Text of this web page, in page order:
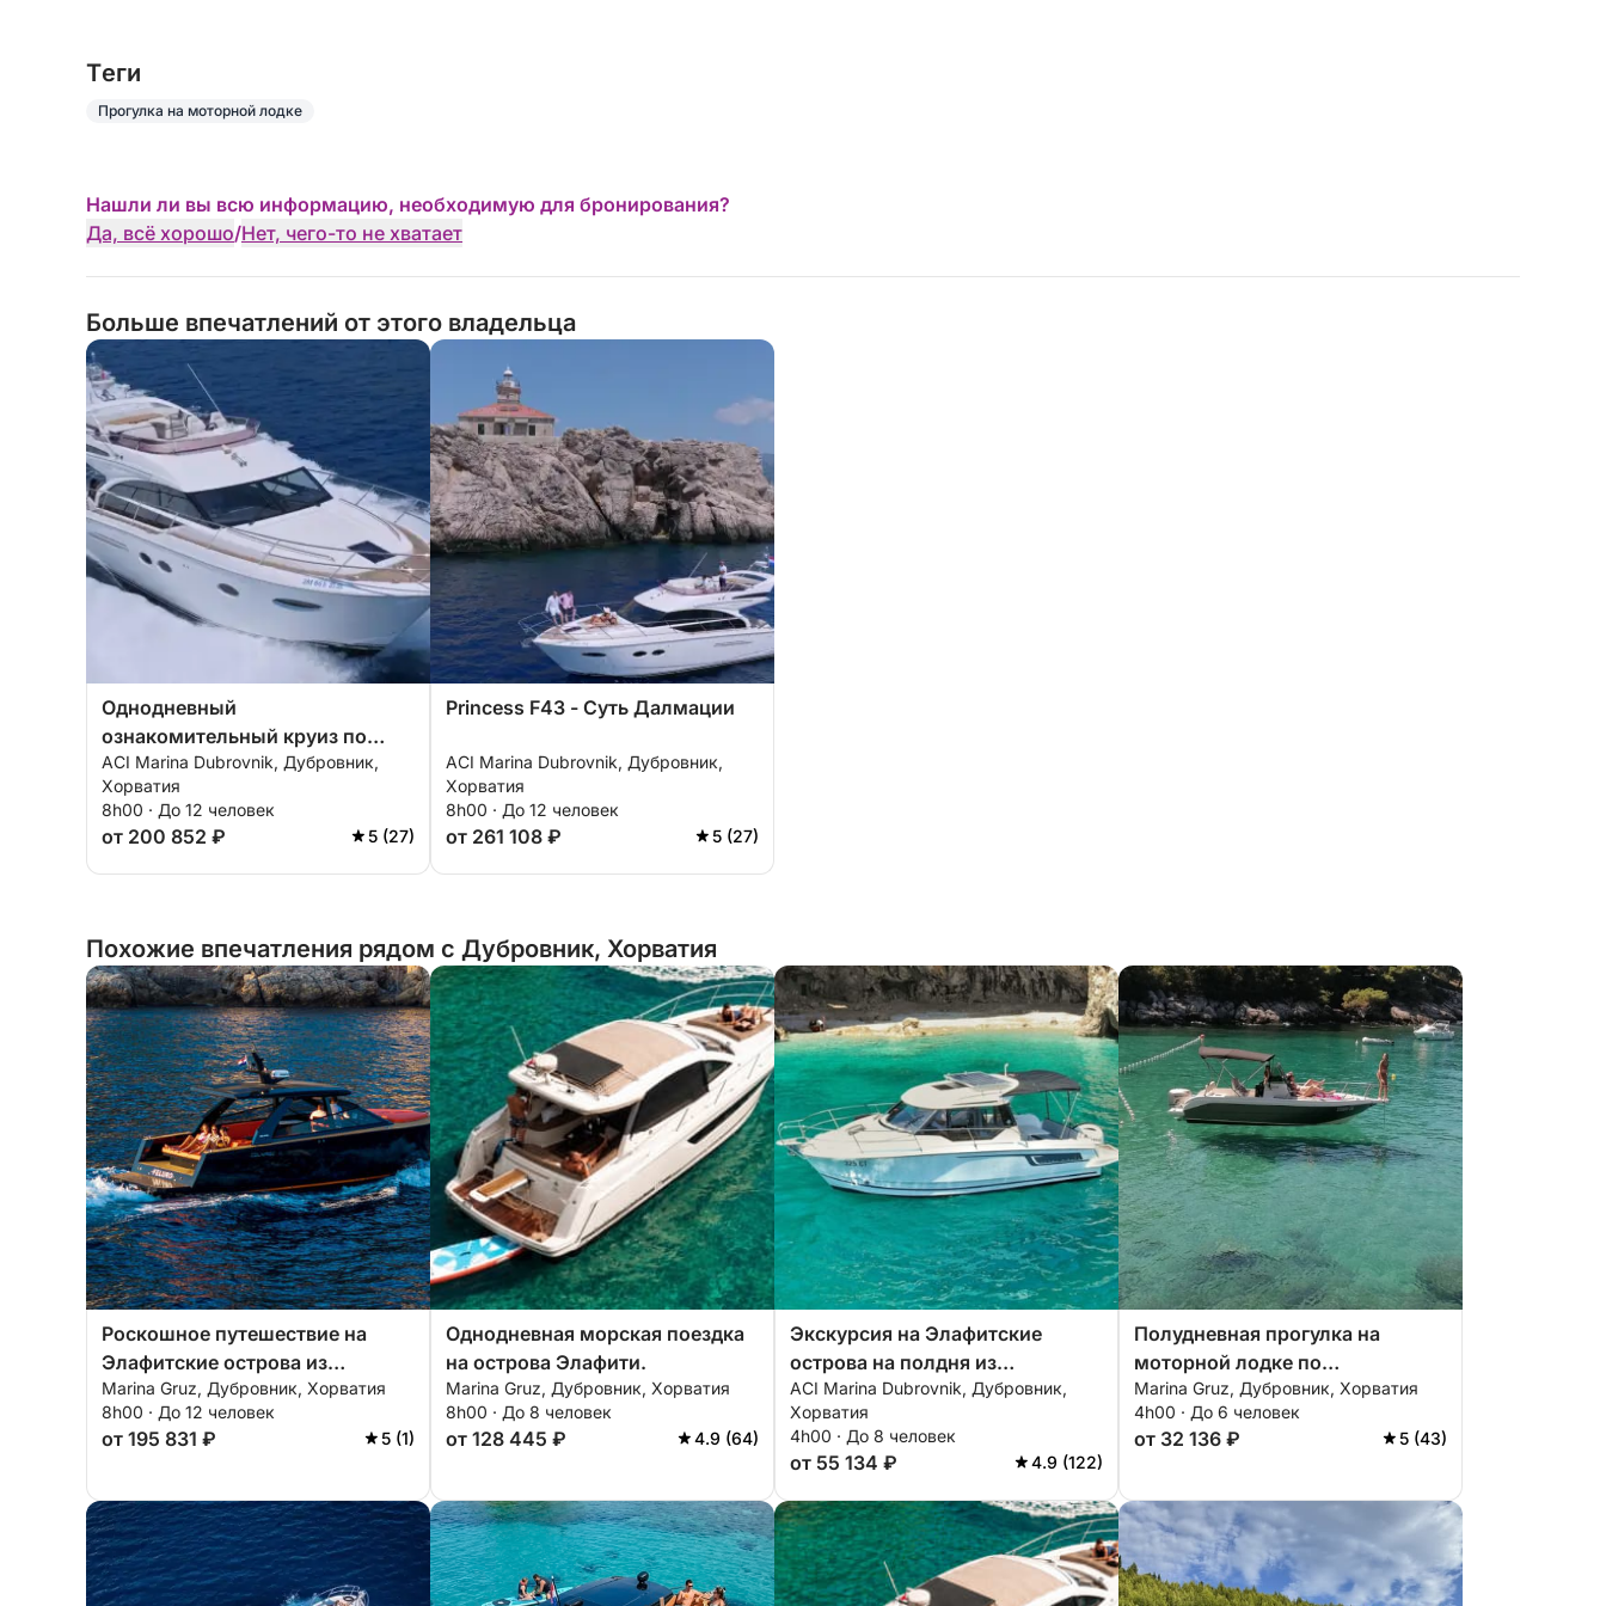
впечатления!
Tеги
Прогулка на моторной лодке
Нашли ли вы всю информацию, необходимую для бронирования?
Да, всё хорошо/Нет, чего-то не хватает
Больше впечатлений от этого владельца
Однодневный
ознакомительный круиз по
Элафитским островам
ACI Marina Dubrovnik, Дубровник,
Хорватия
8h00 · До 12 человек
от 200 852 ₽ 5 (27)
Princess F43 - Суть Далмации
ACI Marina Dubrovnik, Дубровник,
Хорватия
8h00 · До 12 человек
от 261 108 ₽ 5 (27)
Похожие впечатления рядом с Дубровник, Хорватия
Роскошное путешествие на
Элафитские острова из
Дубровника.
Marina Gruz, Дубровник, Хорватия
8h00 · До 12 человек
от 195 831 ₽ 5 (1)
Однодневная морская поездка
на острова Элафити.
Marina Gruz, Дубровник, Хорватия
8h00 · До 8 человек
от 128 445 ₽ 4.9 (64)
Экскурсия на Элафитские
острова на полдня из
Дубровника
ACI Marina Dubrovnik, Дубровник,
Хорватия
4h00 · До 8 человек
от 55 134 ₽ 4.9 (122)
Полудневная прогулка на
моторной лодке по
Дубровнику.
Marina Gruz, Дубровник, Хорватия
4h00 · До 6 человек
от 32 136 ₽ 5 (43)